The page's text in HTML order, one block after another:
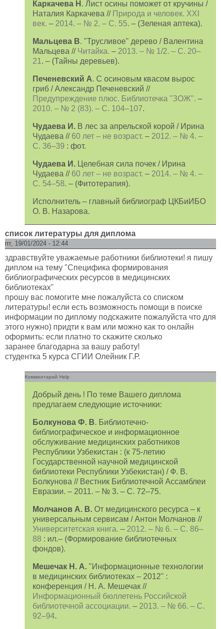
Каркачева Н . Лист осины поможет от кручины /
Наталия Каркачева // Природа и человек. XXI
век. – 2014. – № 2. – С. 55. – (Зеленая аптека).
Мальцева В. "Трусливое" дерево / Валентина
Мальцева // Читайка. – 2013. – № 1/2. – С. 20–
21 . – (Тайны деревьев).
Печеневский А. С осиновым квасом вырос
гриб / Александр Печеневский //
Предупреждение плюс. Библиотечка "ЗОЖ". –
2010. – № 2 (83). – С. 104–107.
Чудаева И. В лес за апрельской корой / Ирина
Чудаева // 60 лет – не возраст. – 2012. – № 4. –
С. 36–39 : фот.
Чудаева И. Целебная сила почек / Ирина
Чудаева // 60 лет – не возраст. – 2014. – № 4. –
С. 54–58. – (Фитотерапия).
Исполнитель – главный библиограф ЦКБиИБО
О. В. Назарова.
список литературы для диплома
пт, 19/01/2024 - 12:44
здравствуйте уважаемые работники библиотеки! я пишу
диплом на тему "Специфика формирования
библиографических ресурсов в медицинских
библиотеках"
прошу вас помогите мне пожалуйста со списком
литературы! если есть возможность помощи в поиске
информации по диплому подскажите пожалуйста что для
этого нужно) придти к вам или можно как то онлайн
оформить: если платно то скажите сколько
заранее благодарна за вашу работу!
студентка 5 курса СГИИ Олейник Г.Р.
Комментарий Help
Добрый день ! По теме Вашего диплома
предлагаем следующие источники:
Болкунова Ф. В. Библиотечно-
библиографическое и информационное
обслуживание медицинских работников
Республики Узбекистан : (к 75-летию
Государственной научной медицинской
библиотеки Республики Узбекистан) / Ф. В.
Болкунова // Вестник Библиотечной Ассамблеи
Евразии. – 2011. – № 3. – С. 72–75.
Молчанов А. В. От медицинского ресурса – к
универсальным сервисам / Антон Молчанов //
Университетская книга. – 2012. – № 6. – С. 86–
88 : ил.– (Формирование библиотечных
фондов).
Мешечак Н. А. "Информационные технологии
в медицинских библиотеках – 2012" :
конференция / Н. А. Мешечак //
Информационный бюллетень Российской
библиотечной ассоциации. – 2013. – № 66. – С.
92–94.